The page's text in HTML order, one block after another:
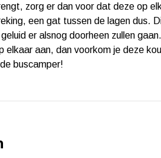
zorg er dan voor dat deze op
een gat tussen de lagen dus.
er alsnog doorheen zullen
elkaar aan, dan voorkom je deze
buscamper!